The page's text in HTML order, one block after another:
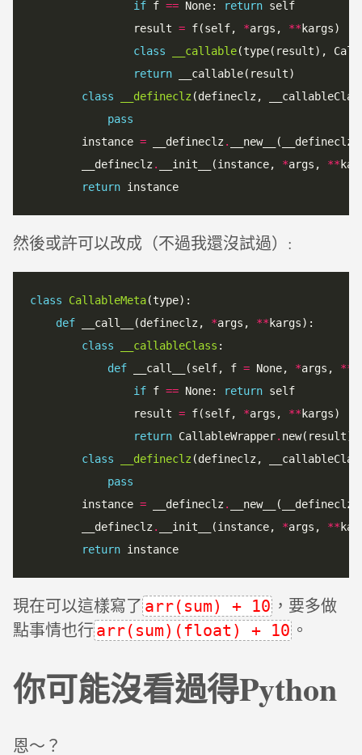
if f == None: return self
                result
= f(self, *args, ** kargs)
class
__callable(type(result),
return __callable(result)
class
__defineclz (defineclz,
pass
        instance
= __defineclz .
        __defineclz
. __init__(instance, *args, **
return
然後或許可以改成（不過我還沒試過）:
class CallableMeta(type):
def __call__(defineclz, *args, ** kargs):
class
__callableClass :
def __call__(self, f = None, *args, **
if f == None: return self
                result
= f(self, *args, ** kargs)
return CallableWrapper. new(result)
class
__defineclz (defineclz,
pass
        instance
= __defineclz .
        __defineclz
. __init__(instance, *args, **
return
現在可以這樣寫了 arr(sum) + 10 ，要多做
點事情也行 arr(sum)(float) + 10 。
你可能沒看過得Python
恩～？